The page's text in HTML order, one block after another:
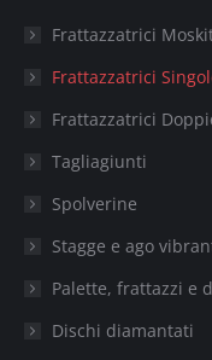
windowwindowwindow
Frattazzatrici
Frattazzatrici
Frattazzatrici
Tagliagiunti
Spolverine
Stagge e ago
Palette, frattazzi e
Dischi diamantati